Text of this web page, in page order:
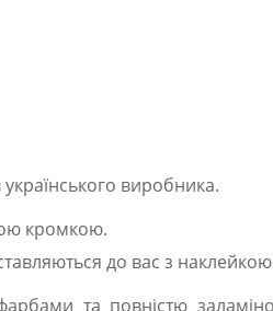
виробника.
кромкою.
до вас з
та повністю